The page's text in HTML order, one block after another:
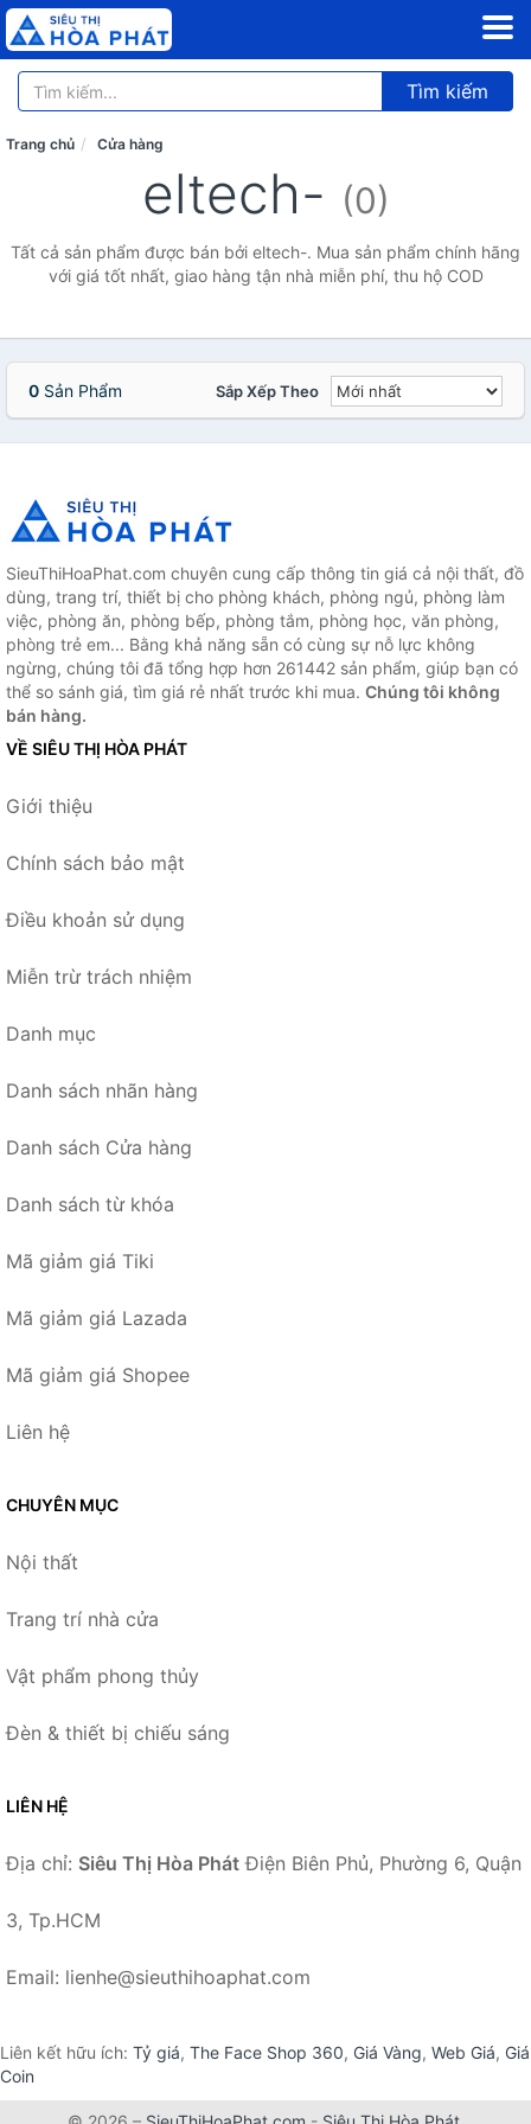
Tìm kiếm
Trang chủ Cửa hàng
eltech- (0)
Tất cả sản phẩm được bán bởi eltech-. Mua sản phẩm chính hãng
với giá tốt nhất, giao hàng tận nhà miễn phí, thu hộ COD
0 Sản Phẩm Sắp Xếp Theo
SieuThiHoaPhat.com chuyên cung cấp thông tin giá cả nội thất, đồ
dùng, trang trí, thiết bị cho phòng khách, phòng ngủ, phòng làm
việc, phòng ăn, phòng bếp, phòng tắm, phòng học, văn phòng,
phòng trẻ em... Bằng khả năng sẵn có cùng sự nỗ lực không
ngừng, chúng tôi đã tổng hợp hơn 261442 sản phẩm, giúp bạn có
thể so sánh giá, tìm giá rẻ nhất trước khi mua. Chúng tôi không
bán hàng.
VỀ SIÊU THỊ HÒA PHÁT
Giới thiệu
Chính sách bảo mật
Điều khoản sử dụng
Miễn trừ trách nhiệm
Danh mục
Danh sách nhãn hàng
Danh sách Cửa hàng
Danh sách từ khóa
Mã giảm giá Tiki
Mã giảm giá Lazada
Mã giảm giá Shopee
Liên hệ
CHUYÊN MỤC
Nội thất
Trang trí nhà cửa
Vật phẩm phong thủy
Đèn & thiết bị chiếu sáng
LIÊN HỆ
Địa chỉ: Siêu Thị Hòa Phát Điện Biên Phủ, Phường 6, Quận
3, Tp.HCM
Email: lienhe@sieuthihoaphat.com
Liên kết hữu ích: Tỷ giá, The Face Shop 360, Giá Vàng, Web Giá, Giá
Coin